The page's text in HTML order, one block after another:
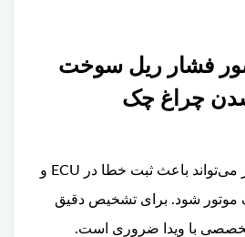
فشار ریل سوخت
چراغ چک
بله، خرابی این سنسور می‌تواند باعث ثبت خطا در ECU و
شود. برای تشخیص دقیق
با ویدا ضروری است.